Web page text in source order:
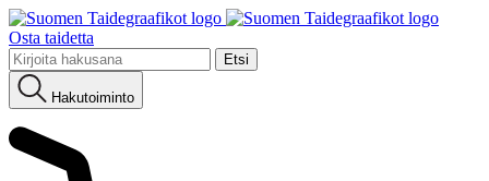
Osta taidetta
Etsi:
Hakutoiminto